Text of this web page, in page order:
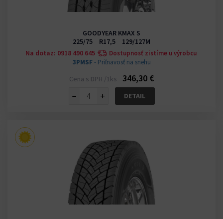
GOODYEAR KMAX S
225/75 R17,5 129/127M
Na dotaz: 0918 490 645
Dostupnosť zistíme u výrobcu
3PMSF- Priľnavosť na snehu
Cena s DPH /1ks
346,30 €
−
+ DETAIL